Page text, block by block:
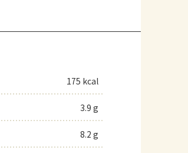
175 kcal
3.9 g
8.2 g